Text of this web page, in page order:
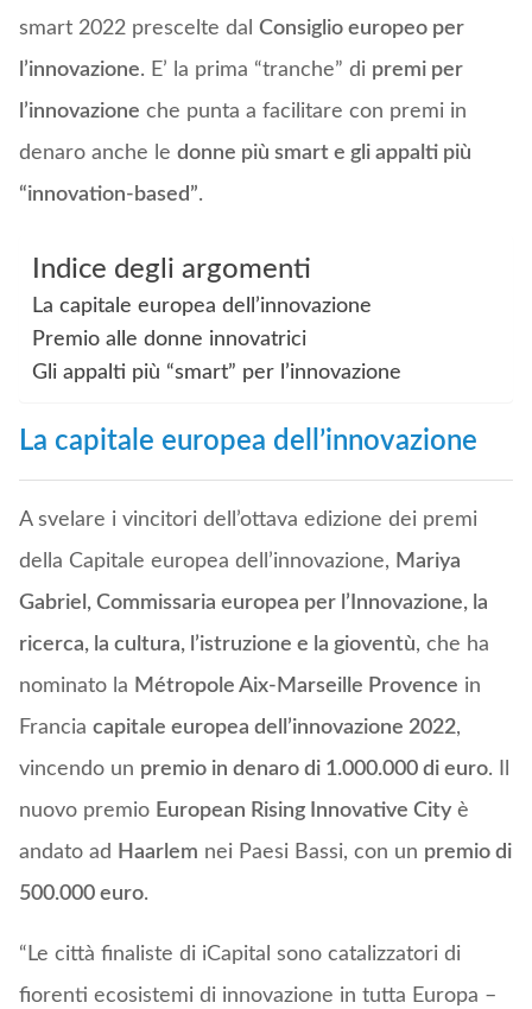
smart 2022 prescelte dal Consiglio europeo per
l’innovazione. E’ la prima “tranche” di premi per
l’innovazione che punta a facilitare con premi in
denaro anche le donne più smart e gli appalti più
“innovation-based”.
Indice degli argomenti
La capitale europea dell’innovazione
Premio alle donne innovatrici
Gli appalti più “smart” per l’innovazione
La capitale europea dell’innovazione
A svelare i vincitori dell’ottava edizione dei premi
della Capitale europea dell’innovazione, Mariya
Gabriel, Commissaria europea per l’Innovazione, la
ricerca, la cultura, l’istruzione e la gioventù, che ha
nominato la Métropole Aix-Marseille Provence in
Francia capitale europea dell’innovazione 2022,
vincendo un premio in denaro di 1.000.000 di euro. Il
nuovo premio European Rising Innovative Cityè
andato ad Haarlem nei Paesi Bassi, con un premio di
500.000 euro.
“Le città finaliste di iCapital sono catalizzatori di
fiorenti ecosistemi di innovazione in tutta Europa –